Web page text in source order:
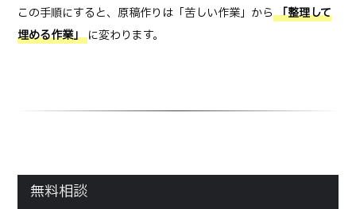
この手順にすると、原稿作りは「苦しい作業」から「整理して
埋める作業」 に変わります。
無料相談